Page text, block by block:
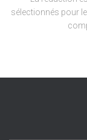
sélectionnés pour